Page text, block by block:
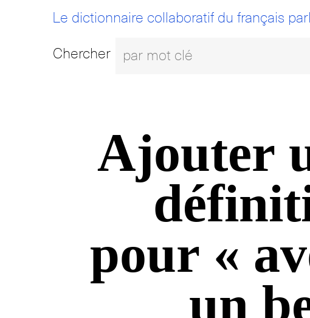
Le dictionnaire collaboratif du français
Chercher
Ajouter
pour «
un